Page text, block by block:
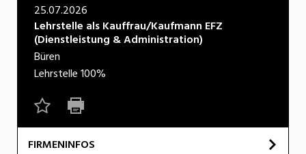
Natur
Verkehr/Logistik
Wirtschaft/Verwaltung
25.07.2026
Lehrstelle als Kauffrau/Kaufmann EFZ
(Dienstleistung & Administration)
Büren
Lehrstelle100%
FIRMENINFOS